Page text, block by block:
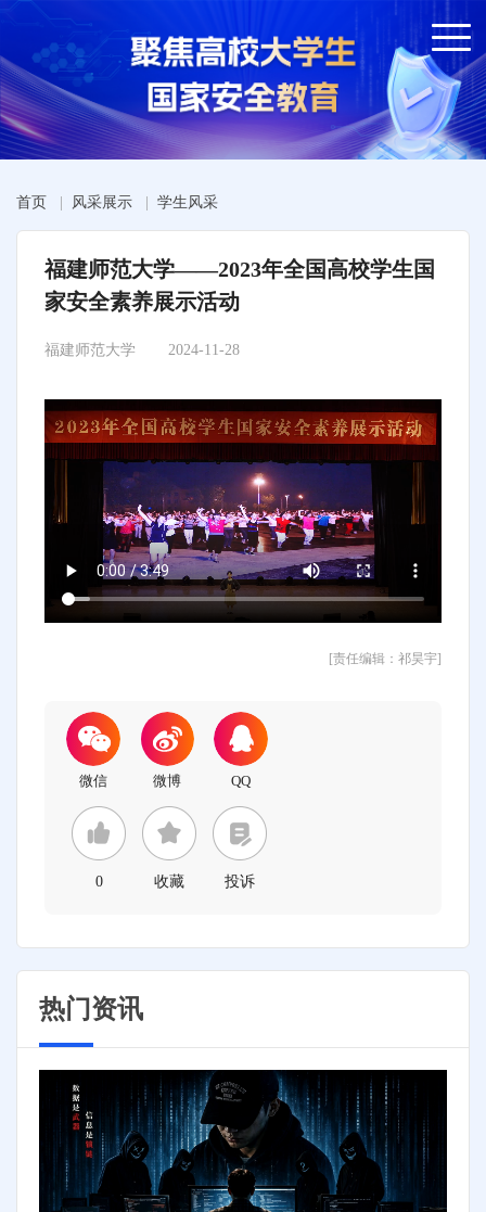
首页 风采展示 学生风采
福建师范大学——2023年全国高校学生国
家安全素养展示活动
福建师范大学 2024-11-28
[责任编辑：祁昊宇]
0 收藏 投诉
热门资讯